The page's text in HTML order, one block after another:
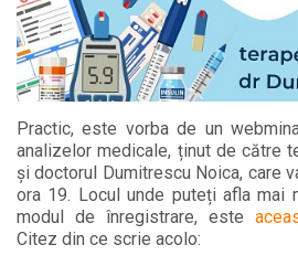
Practic, este vorba de un
analizelor medicale, ținut de către
și doctorul Dumitrescu Noica, care
ora 19. Locul unde puteți afla mai
modul de înregistrare, este
Citez din ce scrie acolo: